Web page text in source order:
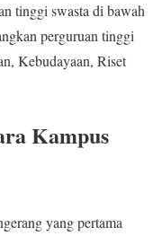
tinggi swasta di bawah
perguruan tinggi
Kebudayaan, Riset
Kampus
yang pertama